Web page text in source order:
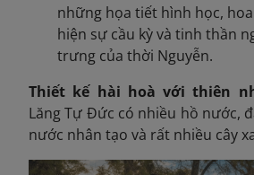
những họa tiết hình học,
hiện sự cầu kỳ và tinh thần
trưng của thời Nguyễn.
Thiết kế hài hoà với thiên
Lăng Tự Đức có nhiều hồ nước,
nước nhân tạo và rất nhiều cây